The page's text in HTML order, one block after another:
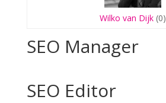
Wilko van Dijk(0)
SEO Manager
SEO Editor